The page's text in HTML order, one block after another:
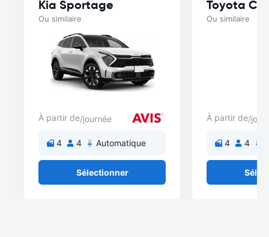
Kia Sportage
Ou similaire
À partir de/journée
4 4 Automatique
Sélectionner
Toyota
Ou similaire
À partir de/
4 4